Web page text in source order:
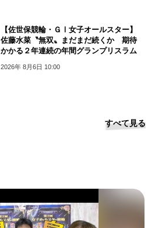
【佐世保競輪・ＧⅠ女子オールスター】
佐藤水菜〝無双〟まだまだ続くか 期待
かかる２年連続の年間グランプリスラム
2026年 8月6日 10:00
すべて見る